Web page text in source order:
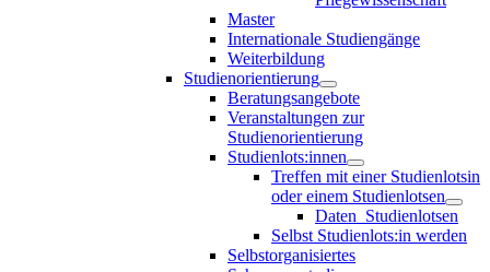
Master
Internationale Studiengänge
Weiterbildung
Studienorientierung
Beratungsangebote
Veranstaltungen zur
Studienorientierung
Studienlots:innen
Treffen mit einer Studienlotsin
oder einem Studienlotsen
Daten_Studienlotsen
Selbst Studienlots:in werden
Selbstorganisiertes